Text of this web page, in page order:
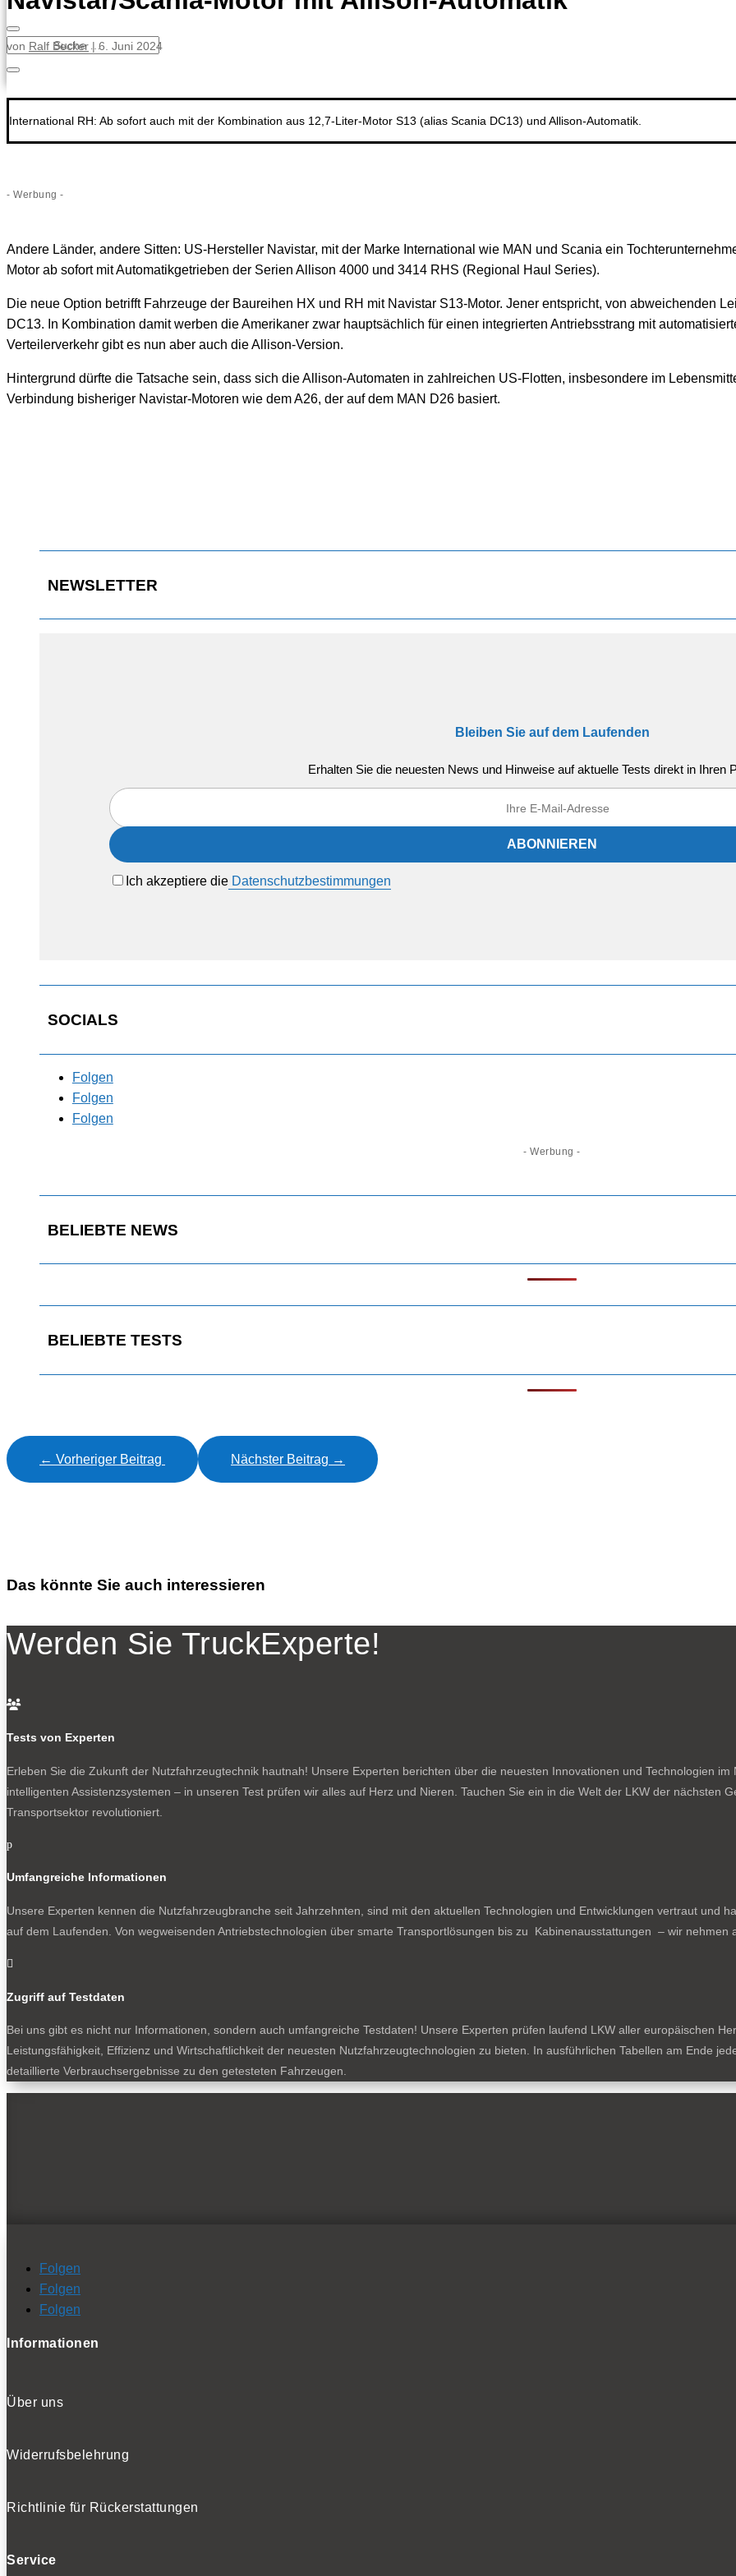
von Ralf Becker|6. Juni 2024
International RH: Ab sofort auch mit der Kombination aus 12,7-Liter-Motor S13 (alias Scania DC13) und Allison-Automatik.
- Werbung -
Andere Länder, andere Sitten: US-Hersteller Navistar, mit der Marke International wie MAN und Scania ein
Motor ab sofort mit Automatikgetrieben der Serien Allison 4000 und 3414 RHS (Regional Haul Series).
Die neue Option betrifft Fahrzeuge der Baureihen HX und RH mit Navistar S13-Motor. Jener entspricht, von abweichenden
DC13. In Kombination damit werben die Amerikaner zwar hauptsächlich für einen integrierten Antriebsstrang mit
Verteilerverkehr gibt es nun aber auch die Allison-Version.
Hintergrund dürfte die Tatsache sein, dass sich die Allison-Automaten in zahlreichen US-Flotten, insbesondere im
Verbindung bisheriger Navistar-Motoren wie dem A26, der auf dem MAN D26 basiert.
NEWSLETTER
Bleiben Sie auf dem Laufenden
Erhalten Sie die neuesten News und Hinweise auf aktuelle Tests direkt in Ihren
Ich akzeptiere dieDatenschutzbestimmungen
SOCIALS
Folgen
Folgen
Folgen
- Werbung -
BELIEBTE NEWS
BELIEBTE TESTS
← Vorheriger Beitrag Nächster Beitrag →
Das könnte Sie auch interessieren
Werden Sie TruckExperte!

Tests von Experten
Erleben Sie die Zukunft der Nutzfahrzeugtechnik hautnah! Unsere Experten berichten über die neuesten Innovationen und Technologien
intelligenten Assistenzsystemen – in unseren Test prüfen wir alles auf Herz und Nieren. Tauchen Sie ein in die Welt der LKW der nächsten
Transportsektor revolutioniert.
p
Umfangreiche Informationen
Unsere Experten kennen die Nutzfahrzeugbranche seit Jahrzehnten, sind mit den aktuellen Technologien und Entwicklungen vertraut und
auf dem Laufenden. Von wegweisenden Antriebstechnologien über smarte Transportlösungen bis zu Kabinenausstattungen – wir nehmen

Zugriff auf Testdaten
Bei uns gibt es nicht nur Informationen, sondern auch umfangreiche Testdaten! Unsere Experten prüfen laufend LKW aller europäischen
Leistungsfähigkeit, Effizienz und Wirtschaftlichkeit der neuesten Nutzfahrzeugtechnologien zu bieten. In ausführlichen Tabellen am Ende
detaillierte Verbrauchsergebnisse zu den getesteten Fahrzeugen.
Folgen
Folgen
Folgen
Informationen
Über uns
Widerrufsbelehrung
Richtlinie für Rückerstattungen
Service